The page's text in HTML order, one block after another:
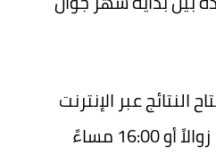
النتائج عبر الإنترنت